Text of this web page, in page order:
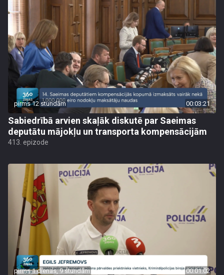
pirms 12 stundām 00:03:21
Sabiedrībā arvien skaļāk diskutē par Saeimas
deputātu mājokļu un transporta kompensācijām
413. epizode
pirms 1 dienas, 9 stundām 00:01:02